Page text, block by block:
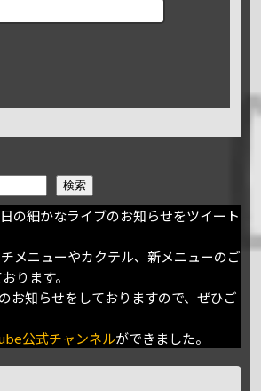
検索
の細かなライブのお知らせをツイート
メニューやカクテル、新メニューのご
ります。
お知らせをしておりますので、ぜひご
公式チャンネルができました。